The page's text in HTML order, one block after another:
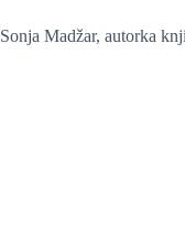
Sonja Madžar, autorka